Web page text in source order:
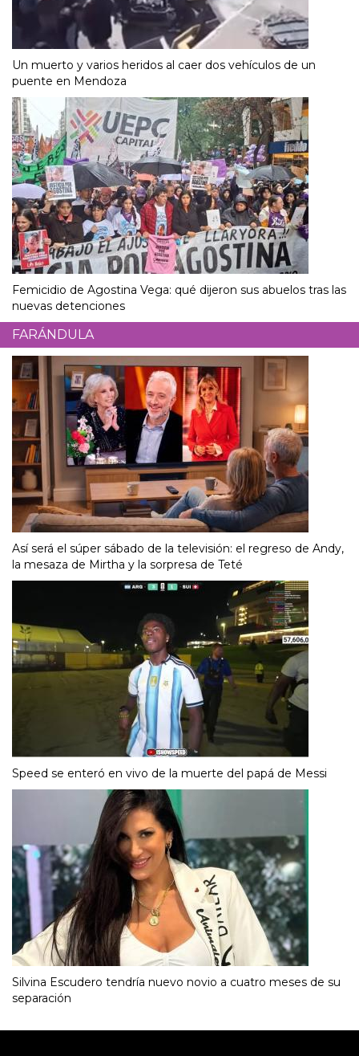
Un muerto y varios heridos al caer dos vehículos de un
puente en Mendoza
Femicidio de Agostina Vega: qué dijeron sus abuelos tras las
nuevas detenciones
FARÁNDULA
Así será el súper sábado de la televisión: el regreso de Andy,
la mesaza de Mirtha y la sorpresa de Teté
Speed se enteró en vivo de la muerte del papá de Messi
Silvina Escudero tendría nuevo novio a cuatro meses de su
separación